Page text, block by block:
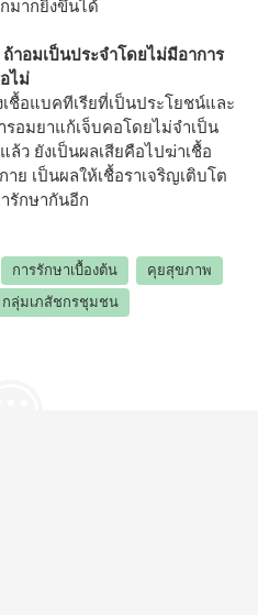
มากยิ่งขึ้นได้
าอมเป็นประจำโดยไม่มีอาการ
ไม่
ชื้อแบคทีเรียที่เป็นประโยชน์และ
อมยาแก้เจ็บคอโดยไม่จำเป็น
ล้ว ยังเป็นผลเสียคือไปฆ่าเชื้อ
ย เป็นผลให้เชื้อราเจริญเติบโต
รักษากันอีก
การรักษาเบื้องต้น
คุยสุขภาพ
กลุ่มเภสัชกรชุมชน